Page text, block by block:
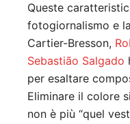
Queste
fotogiornalismo e
Cartier-Bresson,
Sebastião Salgado
per esaltare
Eliminare il colore
non è più “quel